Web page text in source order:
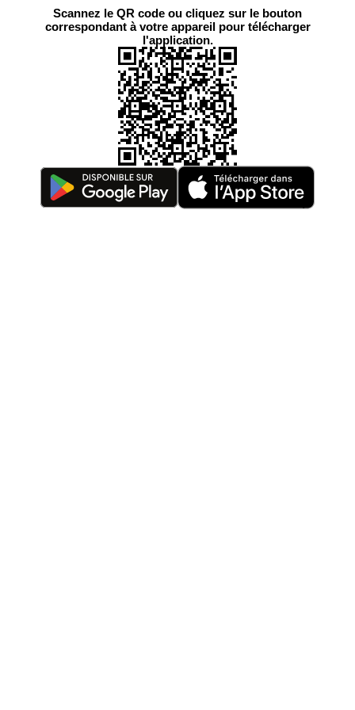
Scannez le QR code ou cliquez sur le bouton
correspondant à votre appareil pour télécharger
l'application.